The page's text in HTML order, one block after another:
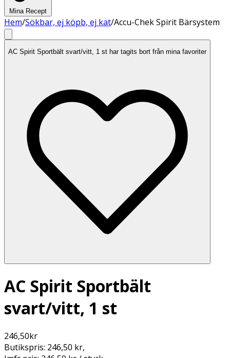
Mina Recept
Hem/Sökbar, ej köpb, ej kat/Accu-Chek Spirit Bärsystem
AC Spirit Sportbält svart/vitt, 1 st har tagits bort från mina favoriter
AC Spirit Sportbält
svart/vitt, 1 st
246,50kr
Butikspris: 246,50 kr,